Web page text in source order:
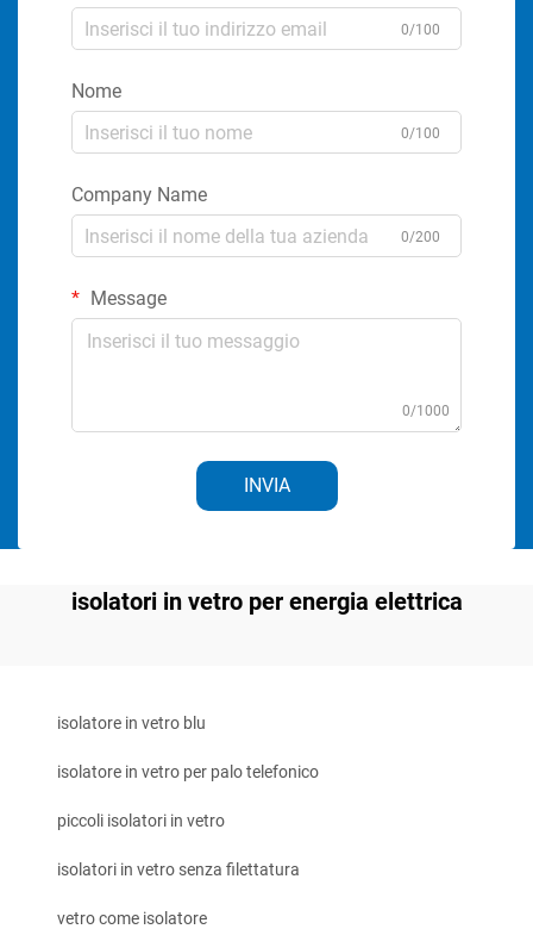
0/100
Nome
0/100
Company Name
0/200
Message
0/1000
INVIA
isolatori in vetro per energia elettrica
isolatore in vetro blu
isolatore in vetro per palo telefonico
piccoli isolatori in vetro
isolatori in vetro senza filettatura
vetro come isolatore